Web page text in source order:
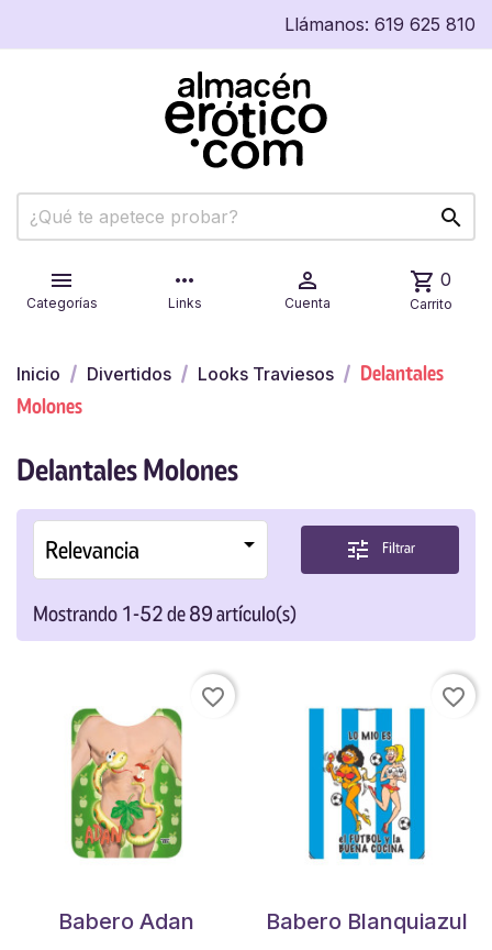
Llámanos: 619 625 810


Categorías
more_horiz
Links

Cuenta
shopping_cart 0
Carrito
Inicio Divertidos Looks Traviesos
Delantales
Molones
Delantales Molones
Relevancia  tune Filtrar
Mostrando 1-52 de 89 artículo(s)
Babero Adan
favorite_border
Babero Blanquiazul
favorite_border